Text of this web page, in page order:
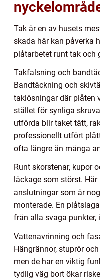
Tak är en av husets
skada här kan påverka
plåtarbetet runt tak och
Takfalsning och
Bandtäckning och
taklösningar där plåten
stället för synliga
utförda blir taket tätt,
professionellt utfört
ofta längre än många
Runt skorstenar, kupor
läckage som störst.
anslutningar som är
monterade. En
från alla svaga
Vattenavrinning och
Hängrännor, stuprör
men de har en viktig
tydlig väg bort ökar